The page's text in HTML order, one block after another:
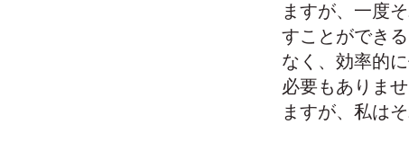
ますが、一度
すことができ
なく、効率的
必要もありま
ますが、私は